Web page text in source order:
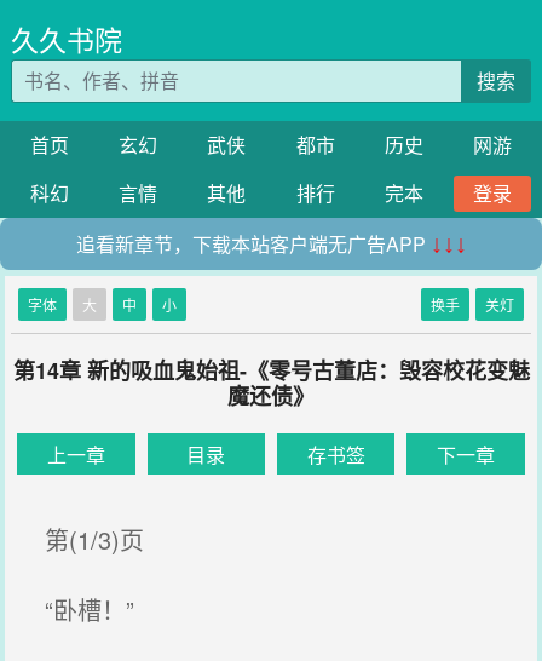
久久书院
搜索
首页 玄幻 武侠 都市 历史
网游
科幻
言情 其他 排行 完本
登录
追看新章节，下载本站客户端无广告APP ↓↓↓
字体 大 中 小 换手 关灯
第14章 新的吸血鬼始祖-《零号古董店：毁容校花变魅
魔还债》
上一章 目录 存书签 下一章
第(1/3)页
“卧槽！”